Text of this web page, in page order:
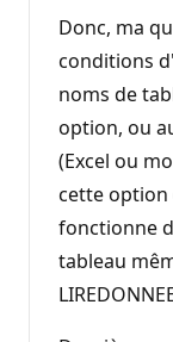
Donc, ma
conditions
noms de
option, ou
(Excel ou
cette option
fonctionne
tableau